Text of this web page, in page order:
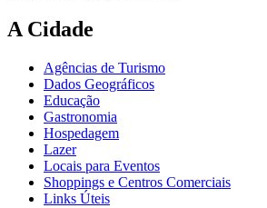
A Cidade
Agências de Turismo
Dados Geográficos
Educação
Gastronomia
Hospedagem
Lazer
Locais para Eventos
Shoppings e Centros Comerciais
Links Úteis